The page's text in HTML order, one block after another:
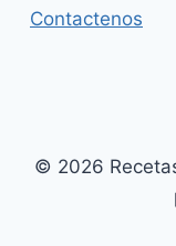
Contactenos
© 2026